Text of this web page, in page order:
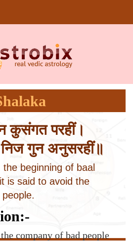
कुसंगत परहीं।
गुन अनुसरहीं॥
beginning of baal
is said to avoid the
company of bad people